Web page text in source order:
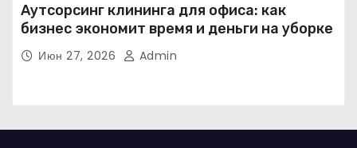
Аутсорсинг клининга для офиса: как
бизнес экономит время и деньги на уборке
Июн 27, 2026 Admin